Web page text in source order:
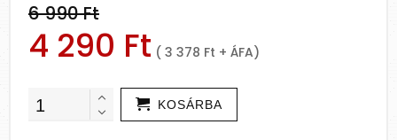
6 990 Ft
4 290 Ft ( 3 378 Ft + ÁFA)
KOSÁRBA